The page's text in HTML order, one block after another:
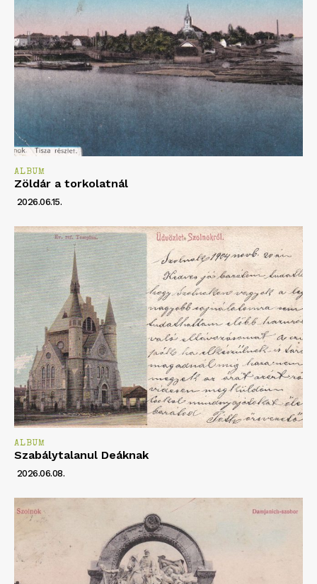
ALBUM
Zöldár a torkolatnál
2026.06.15.
ALBUM
Szabálytalanul Deáknak
2026.06.08.